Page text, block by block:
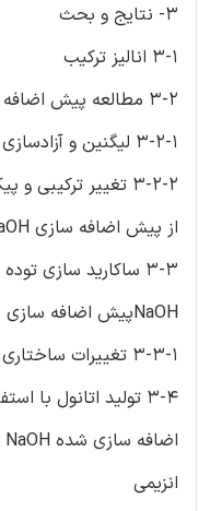
3- نتایج و بحث
3-1 انالیز ترکیب
3-2 مطالعه پیش اضافه سازی NaOH
3-2-1 لیگنین و آزادسازی قندها
از پیش اضافه سازی NaOH
NaOHپیش اضافه سازی شده است
3-3-1 تغییرات ساختاری و ترکیبی
انزیمی